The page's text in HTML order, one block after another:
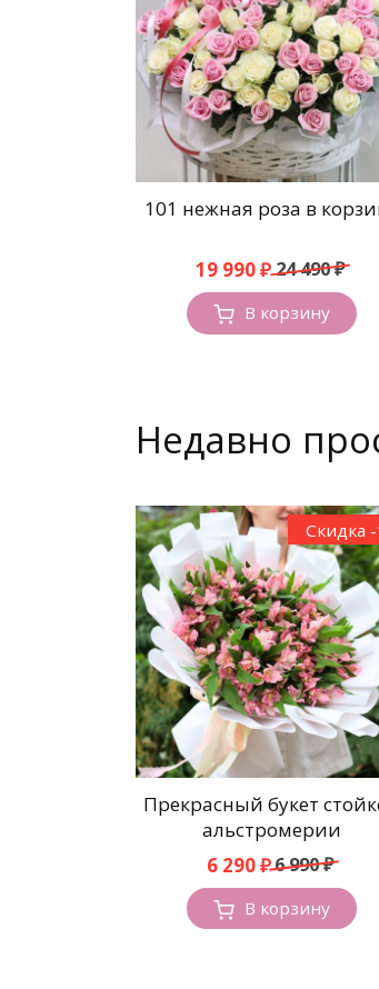
101 нежная роза в
24 490₽
Первоначальная
цена
составляла
24
19 990₽
Текущая
цена:
19
990 ₽.
В корзину
Недавно
Скидка
Прекрасный букет
альстромерии
6 990₽
Первоначальная
цена
составляла
6
6 290₽
Текущая
цена:
6
290 ₽.
В корзину